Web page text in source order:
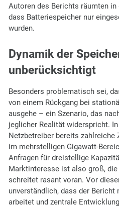
Autoren des Berichts räumten
dass Batteriespeicher nur
wurden.
Dynamik der
unberücksichtigt
Besonders problematisch sei,
von einem Rückgang bei
ausgehe – ein Szenario, das
jeglicher Realität widerspricht.
Netzbetreiber bereits zahlreiche
im mehrstelligen Gigawatt-
Anfragen für dreistellige
Marktinteresse ist also groß,
schreitet rasant voran. Vor
unverständlich, dass der Bericht
arbeitet und zentrale